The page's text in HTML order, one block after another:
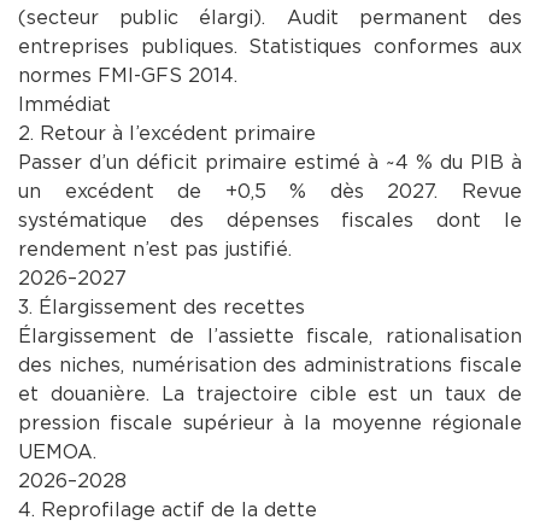
(secteur public élargi). Audit permanent des
entreprises publiques. Statistiques conformes aux
normes FMI-GFS 2014.
Immédiat
2. Retour à l’excédent primaire
Passer d’un déficit primaire estimé à ~4 % du PIB à
un excédent de +0,5 % dès 2027. Revue
systématique des dépenses fiscales dont le
rendement n’est pas justifié.
2026–2027
3. Élargissement des recettes
Élargissement de l’assiette fiscale, rationalisation
des niches, numérisation des administrations fiscale
et douanière. La trajectoire cible est un taux de
pression fiscale supérieur à la moyenne régionale
UEMOA.
2026–2028
4. Reprofilage actif de la dette